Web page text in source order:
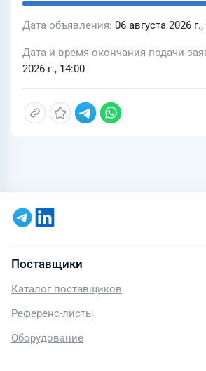
Дата объявления 06 августа 2026 г.,
Дата и время окончания подачи
2026 г., 14:00
Поставщики
Каталог поставщиков
Референс-листы
Оборудование